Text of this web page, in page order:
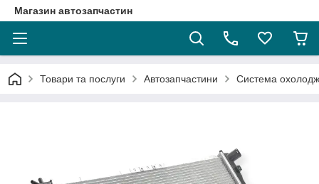
Магазин автозапчастин
Товари та послуги Автозапчастини Система